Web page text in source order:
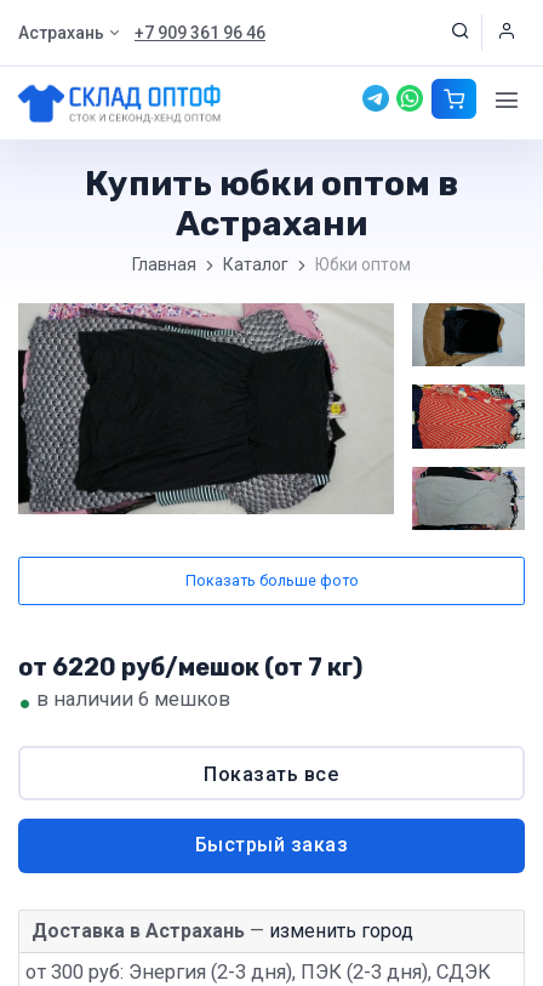
Астрахань +7 909 361 96 46
Купить юбки оптом в
Астрахани
Главная Каталог Юбки оптом
Показать больше фото
от 6220 руб/мешок (от 7 кг)
• в наличии 6 мешков
Показать все
Быстрый заказ
Доставка в Астрахань — изменить город
от 300 руб: Энергия (2-3 дня), ПЭК (2-3 дня), СДЭК